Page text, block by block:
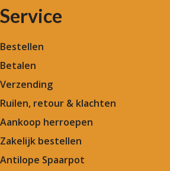
Service
Bestellen
Betalen
Verzending
Ruilen, retour & klachten
Aankoop herroepen
Zakelijk bestellen
Antilope Spaarpot